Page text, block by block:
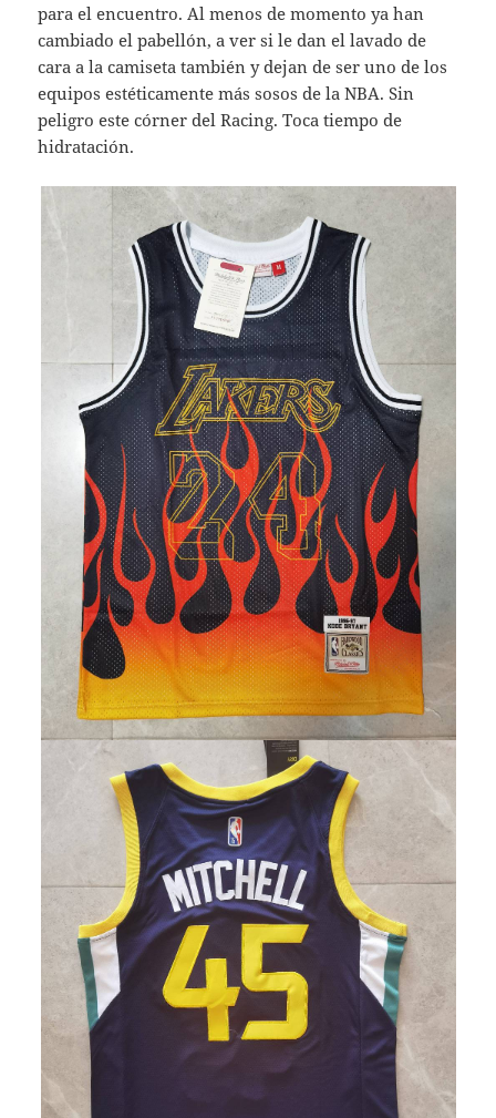
para el encuentro. Al menos de momento ya han
cambiado el pabellón, a ver si le dan el lavado de
cara a la camiseta también y dejan de ser uno de los
equipos estéticamente más sosos de la NBA. Sin
peligro este córner del Racing. Toca tiempo de
hidratación.